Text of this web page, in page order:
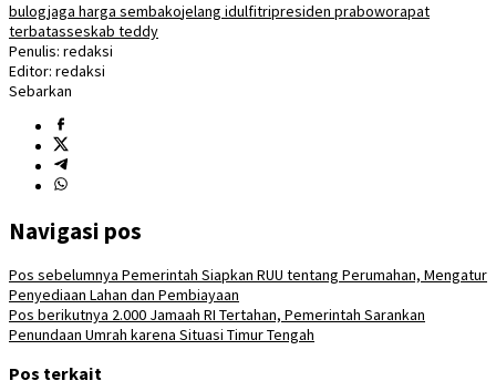
bulogjaga harga sembakojelang idulfitripresiden praboworapat
terbatasseskab teddy
Penulis: redaksi
Editor: redaksi
Sebarkan
Navigasi pos
Pos sebelumnya Pemerintah Siapkan RUU tentang Perumahan, Mengatur
Penyediaan Lahan dan Pembiayaan
Pos berikutnya 2.000 Jamaah RI Tertahan, Pemerintah Sarankan
Penundaan Umrah karena Situasi Timur Tengah
Pos terkait